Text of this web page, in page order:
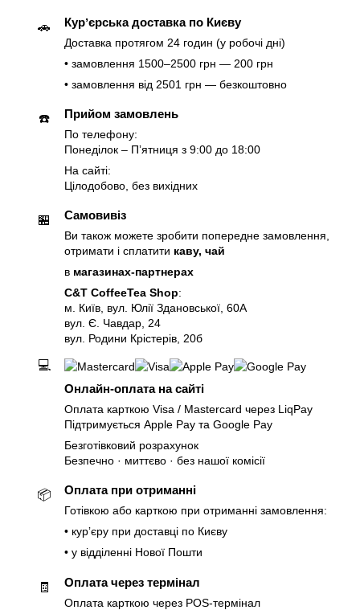
🚗 Курʼєрська доставка по Києву
Доставка протягом 24 годин (у робочі дні)
• замовлення 1500–2500 грн — 200 грн
• замовлення від 2501 грн — безкоштовно
☎️ Прийом замовлень
По телефону:
Понеділок – Пʼятниця з 9:00 до 18:00
На сайті:
Цілодобово, без вихідних
🏪 Самовивіз
Ви також можете зробити попередне замовлення,
отримати і сплатити каву, чай
в магазинах-партнерах
C&T CoffeeTea Shop:
м. Київ, вул. Юлії Здановської, 60А
вул. Є. Чавдар, 24
вул. Родини Крістерів, 20б
💻
Онлайн-оплата на сайті
Оплата карткою Visa / Mastercard через LiqPay
Підтримується Apple Pay та Google Pay
Безготівковий розрахунок
Безпечно · миттєво · без нашої комісії
📦 Оплата при отриманні
Готівкою або карткою при отриманні замовлення:
• курʼєру при доставці по Києву
• у відділенні Нової Пошти
🧾 Оплата через термінал
Оплата карткою через POS-термінал